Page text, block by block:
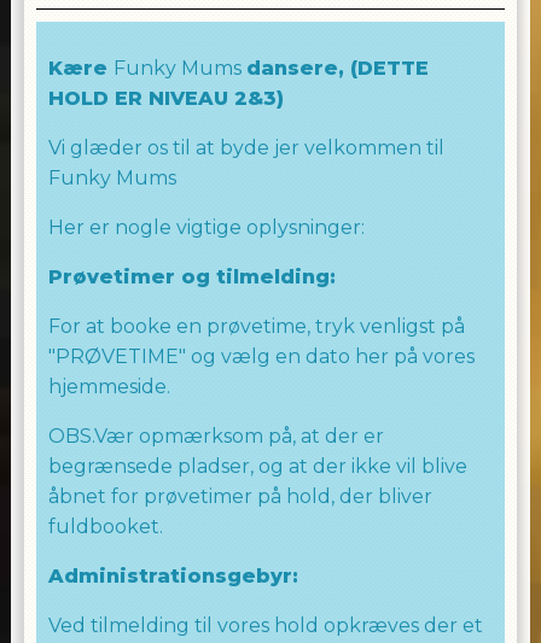
God fornøjelse
Laila Allingham
WE LOVE TO DANCE
TEAM ALLINGHAM
Kære Funky Mums dansere, (DETTE
HOLD ER NIVEAU 2&3)
Vi glæder os til at byde jer velkommen til
Funky Mums
Her er nogle vigtige oplysninger:
Prøvetimer og tilmelding:
For at booke en prøvetime, tryk venligst på
"PRØVETIME" og vælg en dato her på vores
hjemmeside.
OBS.Vær opmærksom på, at der er
begrænsede pladser, og at der ikke vil blive
åbnet for prøvetimer på hold, der bliver
fuldbooket.
Administrationsgebyr:
Ved tilmelding til vores hold opkræves der et